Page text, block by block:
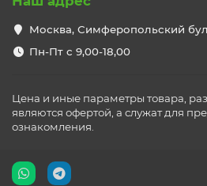
Москва, Симферопольский
Пн-Пт с 9,00-18,00
Цена и иные параметры товара,
являются офертой, а служат для
ознакомления.